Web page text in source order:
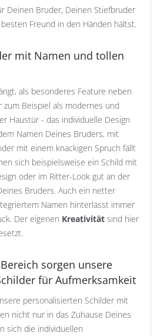
Deinen Bruder, Deinen Stiefbruder
Freund in den Händen hältst.
mit Namen und tollen
als besonderes Feature neben
Beispiel als modernes und
Haustür - das individuelle Design
Namen Deines Bruders, mit
mit einem knackigen Spruch fällt
sich beispielsweise ein Schild mit
oder im Ritter-Look gut an der
Bruders. Auch ein netter
Namen hinterlässt immer
Der eigenen Kreativität sind hier
sorgen unsere
für Aufmerksamkeit
personalisierten Schilder mit
nicht nur in das Zuhause Deines
sich die individuellen